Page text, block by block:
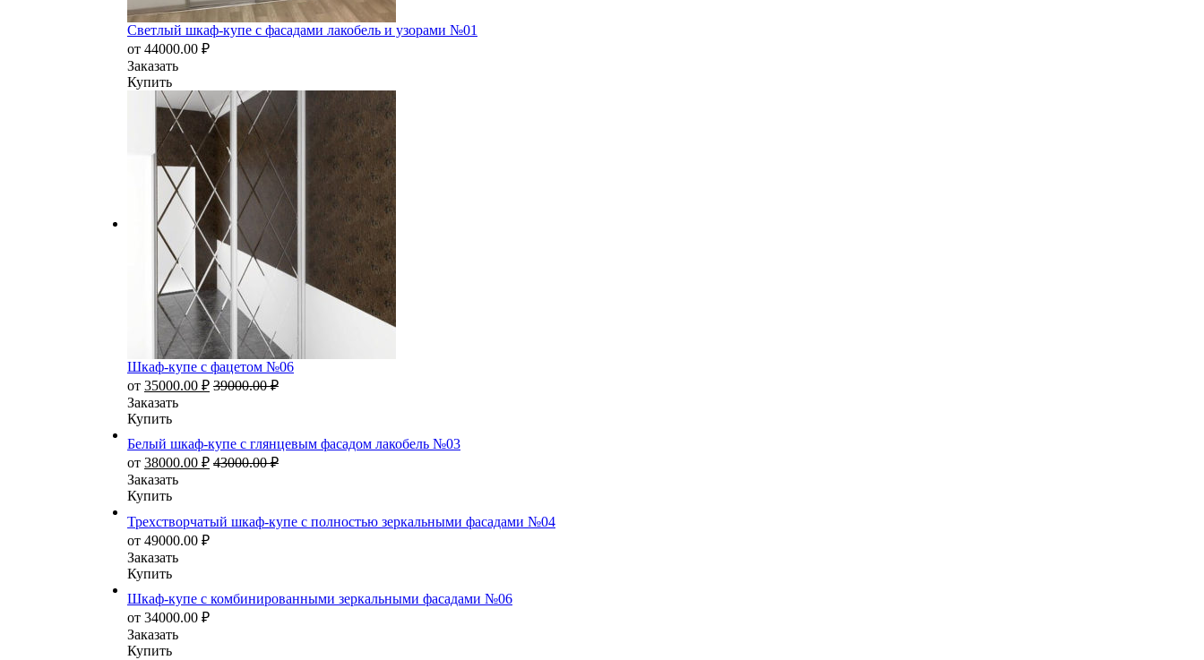
Светлый шкаф-купе с фасадами лакобель и узорами №01
от 44000.00 ₽
Заказать
Купить
Шкаф-купе с фацетом №06
от 35000.00 ₽ 39000.00₽
Заказать
Купить
Белый шкаф-купе с глянцевым фасадом лакобель №03
от 38000.00 ₽ 43000.00₽
Заказать
Купить
Трехстворчатый шкаф-купе с полностью зеркальными фасадами №04
от 49000.00 ₽
Заказать
Купить
Шкаф-купе с комбинированными зеркальными фасадами №06
от 34000.00 ₽
Заказать
Купить